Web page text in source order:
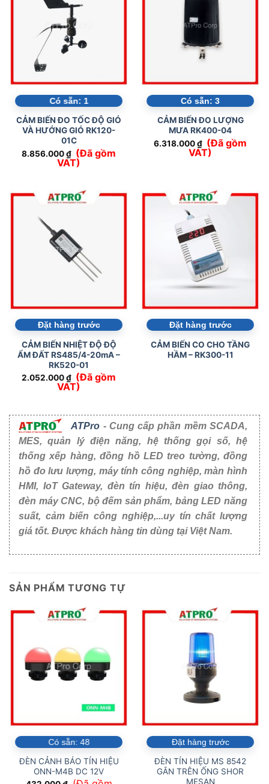
Có sẵn: 1
CẢM BIẾN ĐO TỐC ĐỘ GIÓ
VÀ HƯỚNG GIÓ RK120-
01C
8.856.000₫ (Đã gồm
VAT)
Có sẵn: 3
CẢM BIẾN ĐO LƯỢNG
MƯA RK400-04
6.318.000₫ (Đã gồm
VAT)
Đặt hàng trước
CẢM BIẾN NHIỆT ĐỘ ĐỘ
ẨM ĐẤT RS485/4-20mA –
RK520-01
2.052.000₫ (Đã gồm
VAT)
Đặt hàng trước
CẢM BIẾN CO CHO TẦNG
HẦM – RK300-11
ATPro - Cung cấp phần mềm SCADA,
MES, quản lý điện năng, hệ thống gọi số, hệ
thống xếp hàng, đồng hồ LED treo tường, đồng
hồ đo lưu lượng, máy tính công nghiệp, màn hình
HMI, IoT Gateway, đèn tín hiệu, đèn giao thông,
đèn máy CNC, bộ đếm sản phẩm, bảng LED năng
suất, cảm biến công nghiệp,...uy tín chất lượng
giá tốt. Được khách hàng tin dùng tại Việt Nam.
SẢN PHẨM TƯƠNG TỰ
Có sẵn: 48
ĐÈN CẢNH BÁO TÍN HIỆU
ONN-M4B DC 12V
Đặt hàng trước
ĐÈN TÍN HIỆU MS 8542
GẮN TRÊN ỐNG SHOR
MESAN